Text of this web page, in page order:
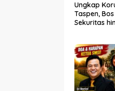
Ungkap
Taspen,
Sekuritas